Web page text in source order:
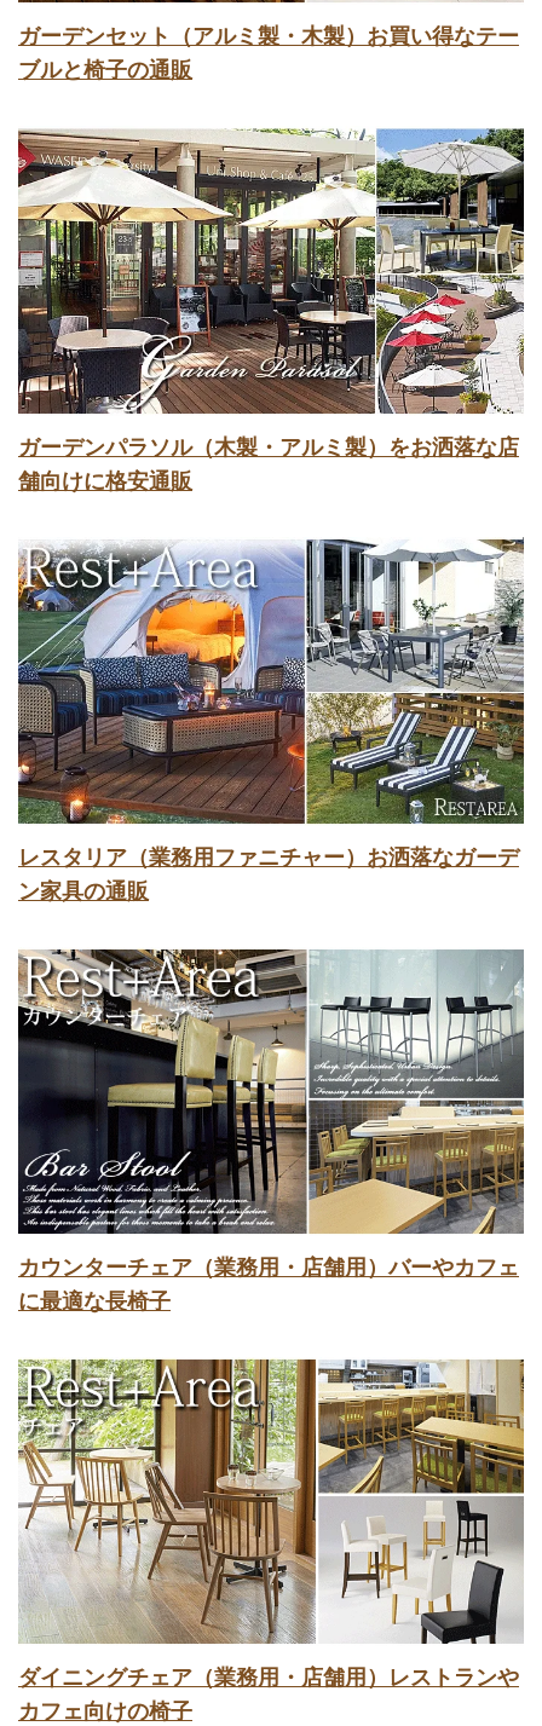
ガーデンセット（アルミ製・木製）お買い得なテー
ブルと椅子の通販
ガーデンパラソル（木製・アルミ製）をお洒落な店
舗向けに格安通販
レスタリア（業務用ファニチャー）お洒落なガーデ
ン家具の通販
カウンターチェア（業務用・店舗用）バーやカフェ
に最適な長椅子
ダイニングチェア（業務用・店舗用）レストランや
カフェ向けの椅子